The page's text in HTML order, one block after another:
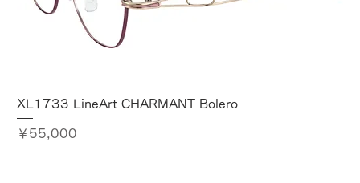
XL1733 LineArt CHARMANT Bolero
価格
￥55,000